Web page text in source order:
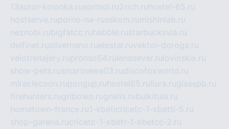
13autor-kolonka.rusormol.ru2rich.ru hostel-65.ru
hostserve.ruporno-na-russkom.ru mishinlab.ru
neznobi.rubigfatcc.ru habble.rustarbucksvia.ru
delfinet.rusilvernano.ruelestal.ruvektor-doroga.ru
velotrenajery.rupronso54.ru lenasever.ru lovinskix.ru
show-pets.rusmartnews03.rudiscofoxworld.ru
miraclecoon.rupongup.ru hostel65.ru liura.ruglasspb.ru
firehunters.rugribowo.rugnalis.rubulkitula.ru
hometown-france.ru1-xbeticricetc-1-xbetti-5.ru
shop-garena.rucricetc-1-xbetr-1-xbetcc-2.ru